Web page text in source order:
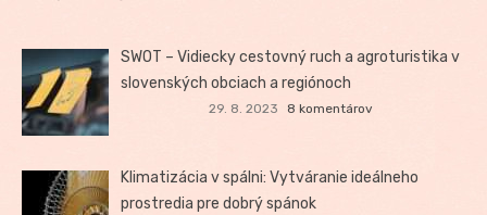
SWOT – Vidiecky cestovný ruch a agroturistika v
slovenských obciach a regiónoch
29. 8. 2023 8 komentárov
Klimatizácia v spálni: Vytváranie ideálneho
prostredia pre dobrý spánok